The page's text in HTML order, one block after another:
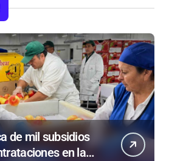
de mil subsidios
en la